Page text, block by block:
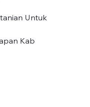
Untuk
Kab